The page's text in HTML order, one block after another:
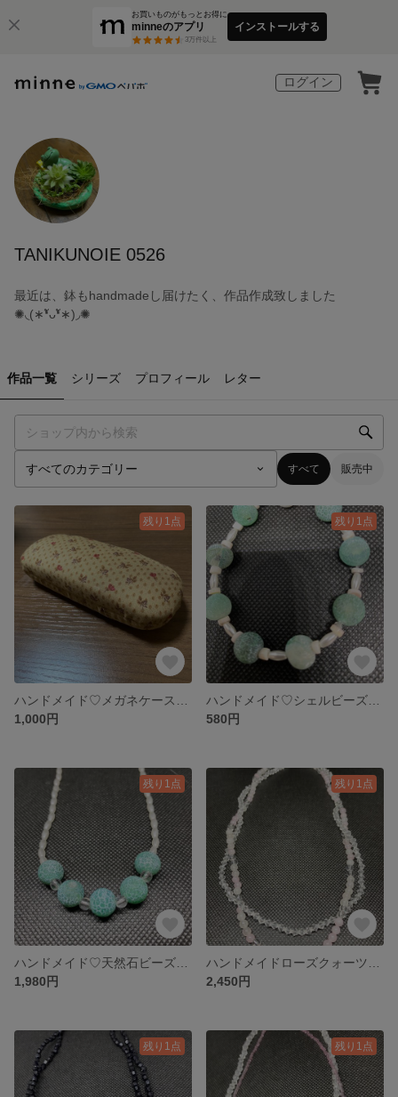
お買いものがもっとお得に
minneのアプリ
3万件以上
インストールする
ログイン
TANIKUNOIE 0526
最近は、鉢もhandmadeし届けたく、作品作成致しました
✺◟(∗❛ัᴗ❛ั∗)◞✺
作品一覧 シリーズ プロフィール レター
すべて 販売中
残り1点
1,000円
残り1点
580円
残り1点
1,980円
残り1点
2,450円
残り1点 残り1点